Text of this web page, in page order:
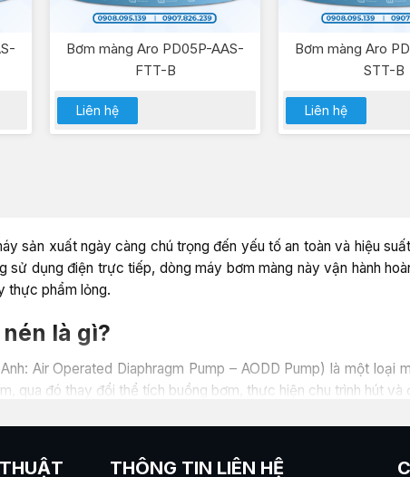
Bơm màng Aro PD05P-AAS-
FTT-B
Liên hệ
Bơm màng Aro
STT-B
Liên hệ
sản xuất ngày càng chú trọng đến yếu tố an toàn và hiệu
sử dụng điện trực tiếp, dòng máy bơm màng này vận hành
thực phẩm lỏng.
là gì?
Air Operated Diaphragm Pump – AODD Pump) là một
qua đó thay đổi thể tích buồng bơm, thực hiện chu trình hút và
hay bơm xăng dầu, bơm màng khí nén không có motor
THÔNG TIN LIÊN HỆ